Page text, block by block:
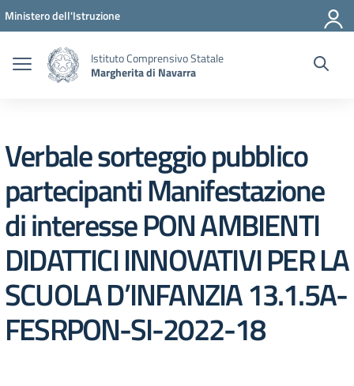
Vai ai contenuti
Vai al menu di navigazione
Vai al footer
Ministero dell'Istruzione
Istituto Comprensivo Statale
Margherita di Navarra
Verbale sorteggio pubblico
partecipanti Manifestazione
di interesse PON AMBIENTI
DIDATTICI INNOVATIVI PER LA
SCUOLA D’INFANZIA 13.1.5A-
FESRPON-SI-2022-18